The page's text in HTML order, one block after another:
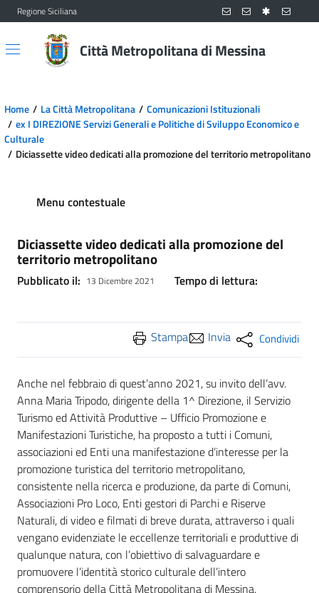
Vai al contenuto principale
Vai al menu principale
Regione Siciliana
Città Metropolitana di Messina
Home La Città Metropolitana
Comunicazioni Istituzionali
ex I DIREZIONE Servizi Generali e Politiche di Sviluppo Economico e
Culturale
Diciassette video dedicati alla promozione del territorio metropolitano
Menu contestuale
Diciassette video dedicati alla promozione del
territorio metropolitano
Pubblicato il: 13 Dicembre 2021 Tempo di lettura:
Stampa Invia Condividi
Anche nel febbraio di quest’anno 2021, su invito dell’avv.
Anna Maria Tripodo, dirigente della 1^ Direzione, il Servizio
Turismo ed Attività Produttive – Ufficio Promozione e
Manifestazioni Turistiche, ha proposto a tutti i Comuni,
associazioni ed Enti una manifestazione d’interesse per la
promozione turistica del territorio metropolitano,
consistente nella ricerca e produzione, da parte di Comuni,
Associazioni Pro Loco, Enti gestori di Parchi e Riserve
Naturali, di video e filmati di breve durata, attraverso i quali
vengano evidenziate le eccellenze territoriali e produttive di
qualunque natura, con l’obiettivo di salvaguardare e
promuovere l’identità storico culturale dell’intero
comprensorio della Città Metropolitana di Messina.